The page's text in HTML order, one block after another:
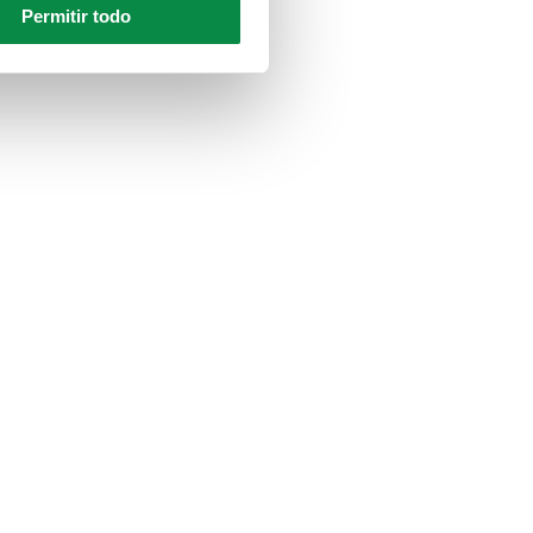
Permitir todo